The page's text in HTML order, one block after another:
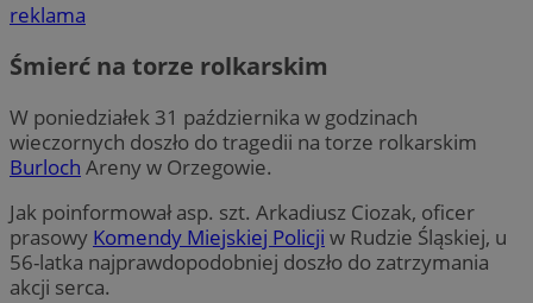
reklama
Śmierć na torze rolkarskim
W poniedziałek 31 października w godzinach
wieczornych doszło do tragedii na torze rolkarskim
Burloch Areny w Orzegowie.
Jak poinformował asp. szt. Arkadiusz Ciozak, oficer
prasowy Komendy Miejskiej Policji w Rudzie Śląskiej, u
56-latka najprawdopodobniej doszło do zatrzymania
akcji serca.